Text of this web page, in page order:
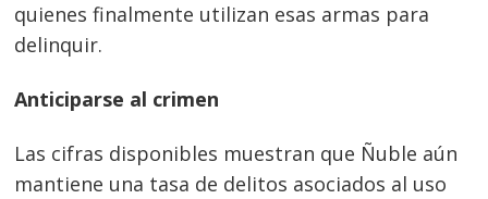
quienes finalmente utilizan esas armas para
delinquir.
Anticiparse al crimen
Las cifras disponibles muestran que Ñuble aún
mantiene una tasa de delitos asociados al uso